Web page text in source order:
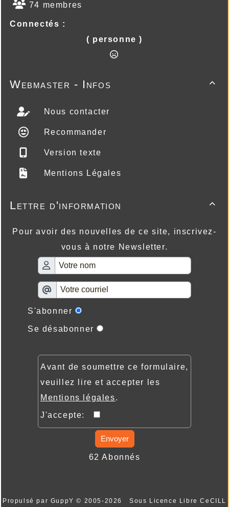
74 membres
Connectés :
( personne )

Webmaster - Infos
Nous contacter
Recommander
Version texte
Mentions Légales

Lettre d'information
Pour avoir des nouvelles de ce site, inscrivez-
vous à notre Newsletter.
S'abonner
Se désabonner
Avant de soumettre ce formulaire,
veuillez lire et accepter les
Mentions légales.
J'accepte:
Envoyer
62 Abonnés
Propulsé par GuppY© 2005-2026 Sous Licence Libre CeCILL